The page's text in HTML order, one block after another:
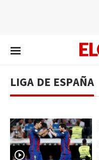
LIGA DE ESPAÑA